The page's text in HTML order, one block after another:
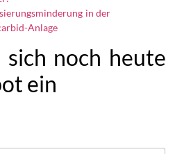
in der
Anlage
sich noch heute
ein